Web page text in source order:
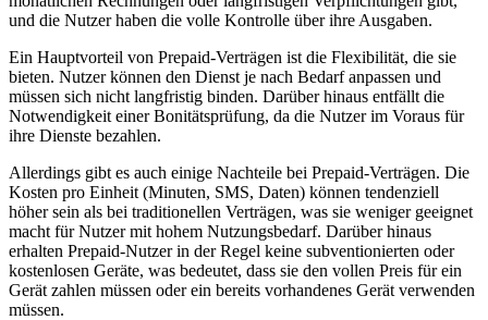
und die Nutzer haben die volle Kontrolle über ihre Ausgaben.
Ein Hauptvorteil von Prepaid-Verträgen ist die Flexibilität, die sie
bieten. Nutzer können den Dienst je nach Bedarf anpassen und
müssen sich nicht langfristig binden. Darüber hinaus entfällt die
Notwendigkeit einer Bonitätsprüfung, da die Nutzer im Voraus für
ihre Dienste bezahlen.
Allerdings gibt es auch einige Nachteile bei Prepaid-Verträgen. Die
Kosten pro Einheit (Minuten, SMS, Daten) können tendenziell
höher sein als bei traditionellen Verträgen, was sie weniger geeignet
macht für Nutzer mit hohem Nutzungsbedarf. Darüber hinaus
erhalten Prepaid-Nutzer in der Regel keine subventionierten oder
kostenlosen Geräte, was bedeutet, dass sie den vollen Preis für ein
Gerät zahlen müssen oder ein bereits vorhandenes Gerät verwenden
müssen.